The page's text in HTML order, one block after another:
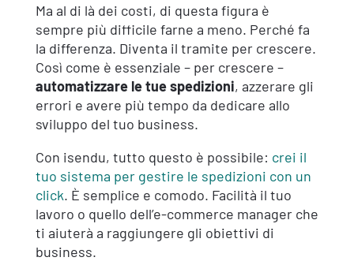
Ma al di là dei costi, di questa figura è
sempre più difficile farne a meno. Perché fa
la differenza. Diventa il tramite per crescere.
Così come è essenziale – per crescere –
automatizzare le tue spedizioni, azzerare gli
errori e avere più tempo da dedicare allo
sviluppo del tuo business.
Con isendu, tutto questo è possibile: crei il
tuo sistema per gestire le spedizioni con un
click. È semplice e comodo. Facilità il tuo
lavoro o quello dell’e-commerce manager che
ti aiuterà a raggiungere gli obiettivi di
business.